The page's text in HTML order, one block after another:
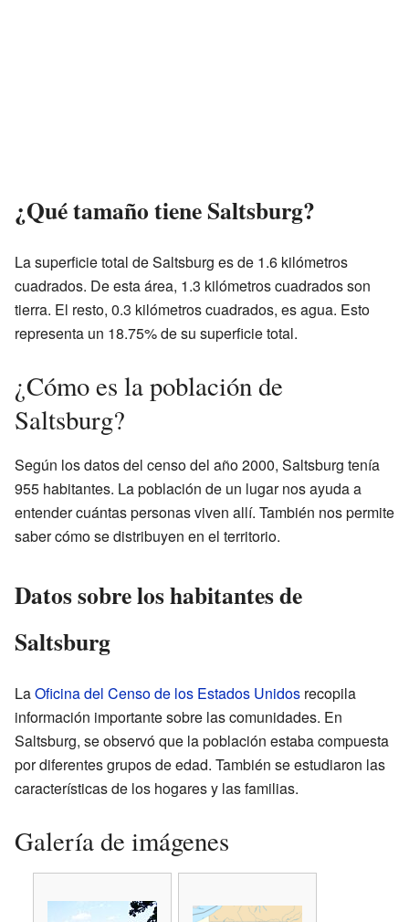
¿Qué tamaño tiene Saltsburg?
La superficie total de Saltsburg es de 1.6 kilómetros
cuadrados. De esta área, 1.3 kilómetros cuadrados son
tierra. El resto, 0.3 kilómetros cuadrados, es agua. Esto
representa un 18.75% de su superficie total.
¿Cómo es la población de
Saltsburg?
Según los datos del censo del año 2000, Saltsburg tenía
955 habitantes. La población de un lugar nos ayuda a
entender cuántas personas viven allí. También nos permite
saber cómo se distribuyen en el territorio.
Datos sobre los habitantes de
Saltsburg
LaOficina del Censo de los Estados Unidos recopila
información importante sobre las comunidades. En
Saltsburg, se observó que la población estaba compuesta
por diferentes grupos de edad. También se estudiaron las
características de los hogares y las familias.
Galería de imágenes